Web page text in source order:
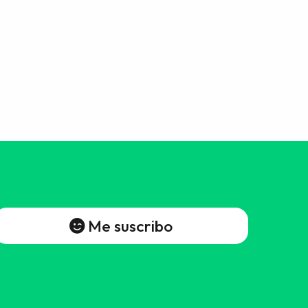
Me suscribo